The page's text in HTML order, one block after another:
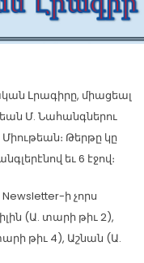
Լրագիրը, միացեալ
Մ. Նահանգներու
Թերթը կը
եւ 6 էջով։
ի չորս
(Ա. տարի թիւ 2),
թիւ 4), Աշնան (Ա.